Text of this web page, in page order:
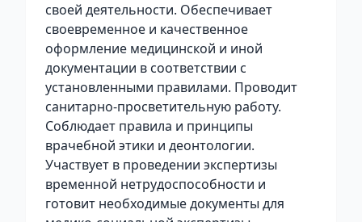
своей деятельности. Обеспечивает
своевременное и качественное
оформление медицинской и иной
документации в соответствии с
установленными правилами. Проводит
санитарно-просветительную работу.
Соблюдает правила и принципы
врачебной этики и деонтологии.
Участвует в проведении экспертизы
временной нетрудоспособности и
готовит необходимые документы для